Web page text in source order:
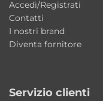
Qual è lo
Il vetro è
Il vetro è facile
Accedi/Registrati
Contatti
I nostri brand
Diventa fornitore
Servizio clienti